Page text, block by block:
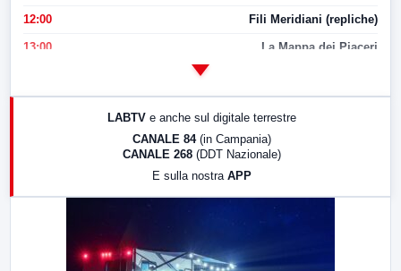
12:00 Fili Meridiani (repliche)
13:00 La Mappa dei Piaceri
LABTV e anche sul digitale terrestre
CANALE 84 (in Campania)
CANALE 268 (DDT Nazionale)
E sulla nostra APP